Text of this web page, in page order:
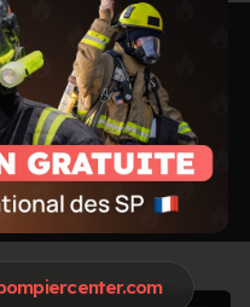
des pompiers
15:21